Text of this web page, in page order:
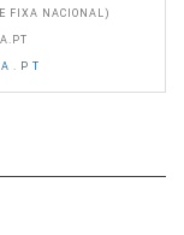
FIXA NACIONAL)